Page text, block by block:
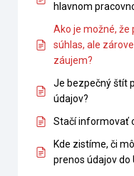
hlavnom
Ako je možné, že
súhlas, ale
záujem?
Je bezpečný štít
údajov?
Stačí informovať
Kde zistíme, či
prenos údajov do